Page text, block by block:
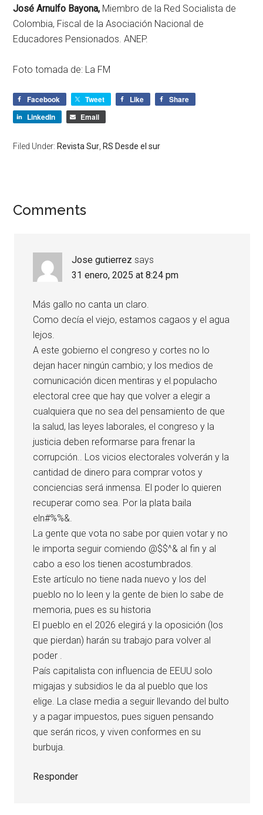
José Arnulfo Bayona, Miembro de la Red Socialista de
Colombia, Fiscal de la Asociación Nacional de
Educadores Pensionados. ANEP.
Foto tomada de: La FM
Facebook Tweet Like
Share
LinkedIn
Email
Filed Under: Revista Sur RS Desde el sur
Comments
Jose gutierrez says
31 enero, 2025 at 8:24 pm
Más gallo no canta un claro.
Como decía el viejo, estamos cagaos y el agua
lejos.
A este gobierno el congreso y cortes no lo
dejan hacer ningún cambio; y los medios de
comunicación dicen mentiras y el.populacho
electoral cree que hay que volver a elegir a
cualquiera que no sea del pensamiento de que
la salud, las leyes laborales, el congreso y la
justicia deben reformarse para frenar la
corrupción.. Los vicios electorales volverán y la
cantidad de dinero para comprar votos y
conciencias será inmensa. El poder lo quieren
recuperar como sea. Por la plata baila
eln#%%&.
La gente que vota no sabe por quien votar y no
le importa seguir comiendo @$$^& al fin y al
cabo a eso los tienen acostumbrados.
Este artículo no tiene nada nuevo y los del
pueblo no lo leen y la gente de bien lo sabe de
memoria, pues es su historia
El pueblo en el 2026 elegirá y la oposición (los
que pierdan) harán su trabajo para volver al
poder .
País capitalista con influencia de EEUU solo
migajas y subsidios le da al pueblo que los
elige. La clase media a seguir llevando del bulto
y a pagar impuestos, pues siguen pensando
que serán ricos, y viven conformes en su
burbuja.
Responder